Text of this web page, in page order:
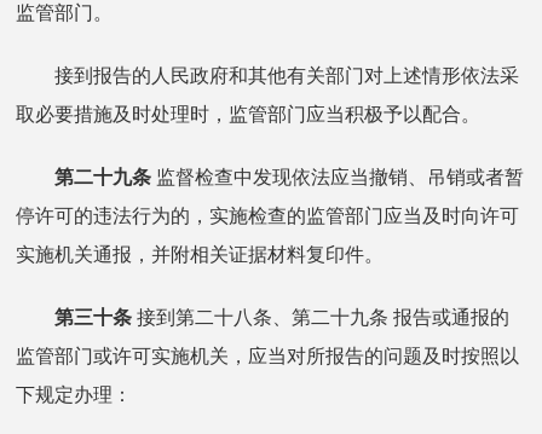
监管部门。
接到报告的人民政府和其他有关部门对上述情形依法采
取必要措施及时处理时，监管部门应当积极予以配合。
第二十九条 监督检查中发现依法应当撤销、吊销或者暂
停许可的违法行为的，实施检查的监管部门应当及时向许可
实施机关通报，并附相关证据材料复印件。
第三十条接到第二十八条、第二十九条 报告或通报的
监管部门或许可实施机关，应当对所报告的问题及时按照以
下规定办理：